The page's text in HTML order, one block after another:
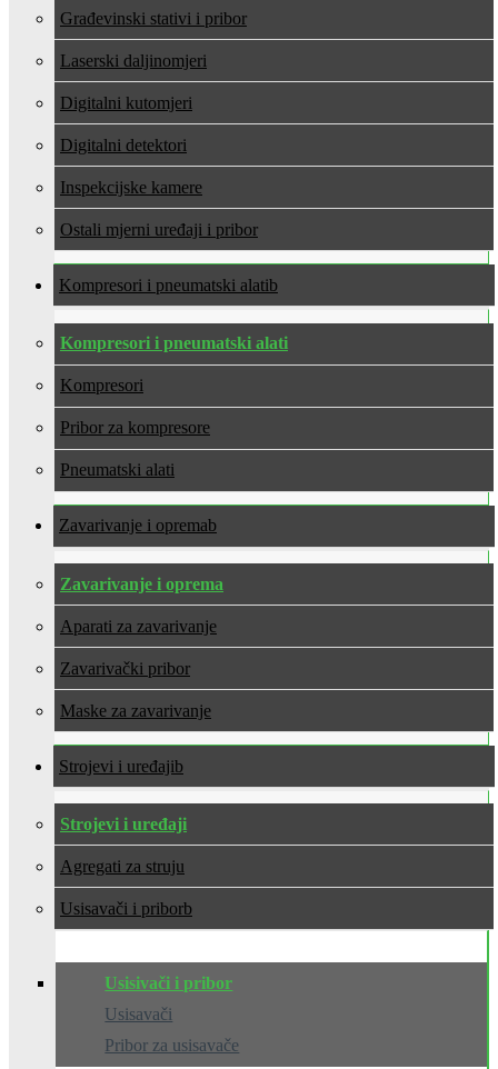
Građevinski stativi i pribor
Laserski daljinomjeri
Digitalni kutomjeri
Digitalni detektori
Inspekcijske kamere
Ostali mjerni uređaji i pribor
Kompresori i pneumatski alati
Kompresori i pneumatski alati
Kompresori
Pribor za kompresore
Pneumatski alati
Zavarivanje i oprema
Zavarivanje i oprema
Aparati za zavarivanje
Zavarivački pribor
Maske za zavarivanje
Strojevi i uređaji
Strojevi i uređaji
Agregati za struju
Usisavači i pribor
Usisivači i pribor
Usisavači
Pribor za usisavače